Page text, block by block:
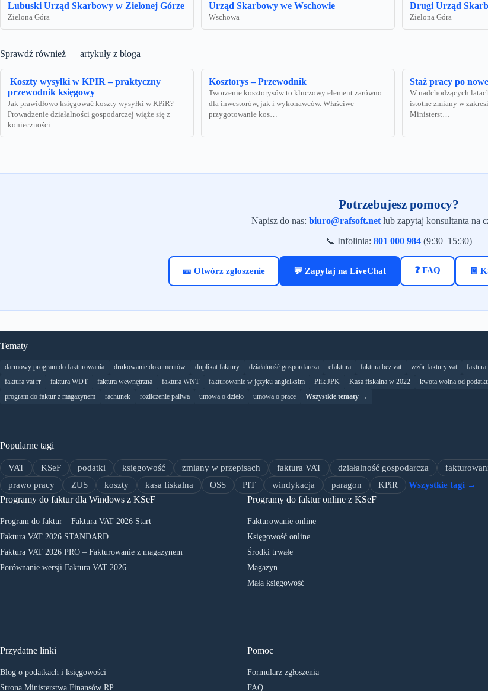
Lubuski Urząd Skarbowy w Zielonej Górze
Zielona Góra
Urząd Skarbowy we Wschowie
Wschowa
Drugi Urząd
Zielona Góra
Sprawdź również — artykuły z bloga
Koszty wysyłki w KPIR – praktyczny
przewodnik księgowy
Jak prawidłowo księgować koszty wysyłki w KPiR?
Prowadzenie działalności gospodarczej wiąże się z
konieczności…
Kosztorys – Przewodnik
Tworzenie kosztorysów to kluczowy element zarówno
dla inwestorów, jak i wykonawców. Właściwe
przygotowanie kos…
Staż pracy po
W nadchodzących
istotne zmiany w
Ministerst…
Potrzebujesz pomocy?
Napisz do nas: biuro@rafsoft.net lub zapytaj konsultanta na
📞 Infolinia: 801 000 984(9:30–15:30)
🎫 Otwórz zgłoszenie 💬 Zapytaj na LiveChat ❓ FAQ 🧾
Tematy
darmowy program do fakturowania drukowanie dokumentów duplikat faktury działalność gospordarcza efaktura faktura bez vat wzór faktury vat faktura
faktura vat rr
faktura WDT faktura wewnętrzna faktura WNT fakturowanie w języku angielksim Plik JPK Kasa fiskalna w 2022 kwota wolna od
program do faktur z magazynem
rachunek rozliczenie paliwa umowa o dzieło umowa o prace Wszystkie tematy →
Popularne tagi
VAT KSeF podatki księgowość zmiany w przepisach faktura VAT działalność gospodarcza
prawo pracy
ZUS koszty kasa fiskalna OSS PIT windykacja paragon KPiR Wszystkie tagi →
Programy do faktur dla Windows z KSeF
Program do faktur – Faktura VAT 2026 Start
Faktura VAT 2026 STANDARD
Faktura VAT 2026 PRO – Fakturowanie z magazynem
Porównanie wersji Faktura VAT 2026
Programy do faktur online z KSeF
Fakturowanie online
Księgowość online
Środki trwałe
Magazyn
Mała księgowość
Przydatne linki
Blog o podatkach i księgowości
Strona Ministerstwa Finansów RP
Pomoc
Formularz zgłoszenia
FAQ